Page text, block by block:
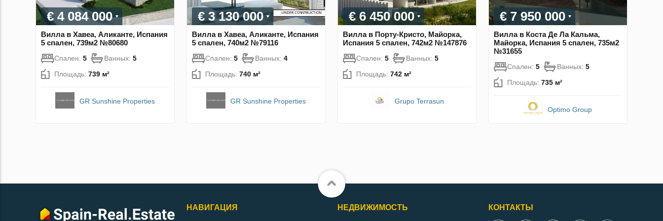
€ 4 084 000
Вилла в Хавеа, Аликанте, Испания
5 спален, 739м2 №80680
Спален: 5 Ванных: 5
Площадь: 739 м²
GR Sunshine Properties
€ 3 130 000
Вилла в Хавеа, Аликанте, Испания
5 спален, 740м2 №79116
Спален: 5 Ванных: 4
Площадь: 740 м²
GR Sunshine Properties
€ 6 450 000
Вилла в Порту-Кристо, Майорка,
Испания 5 спален, 742м2 №147876
Спален: 5 Ванных: 5
Площадь: 742 м²
Grupo Terrasun
€ 7 950 000
Вилла в Коста Де Ла Кальма,
Майорка, Испания 5 спален, 735м2
№31655
Спален: 5 Ванных: 5
Площадь: 735 м²
Optimo Group
НАВИГАЦИЯ НЕДВИЖИМОСТЬ КОНТАКТЫ